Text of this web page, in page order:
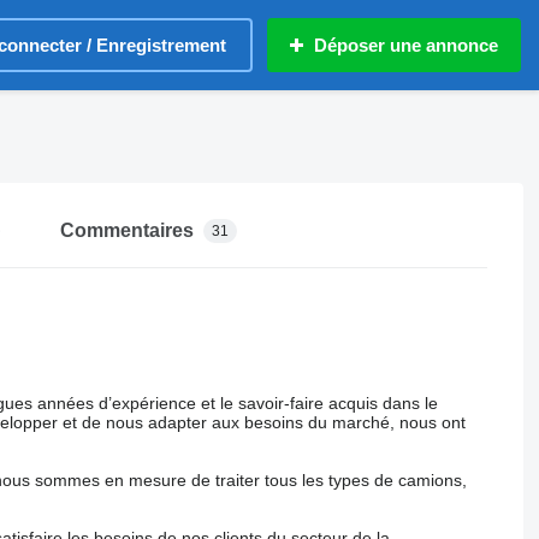
/ Enregistrement Déposer une annonce
Commentaires 31
années d’expérience et le savoir-faire acquis dans le
et de nous adapter aux besoins du marché, nous ont
sommes en mesure de traiter tous les types de camions,